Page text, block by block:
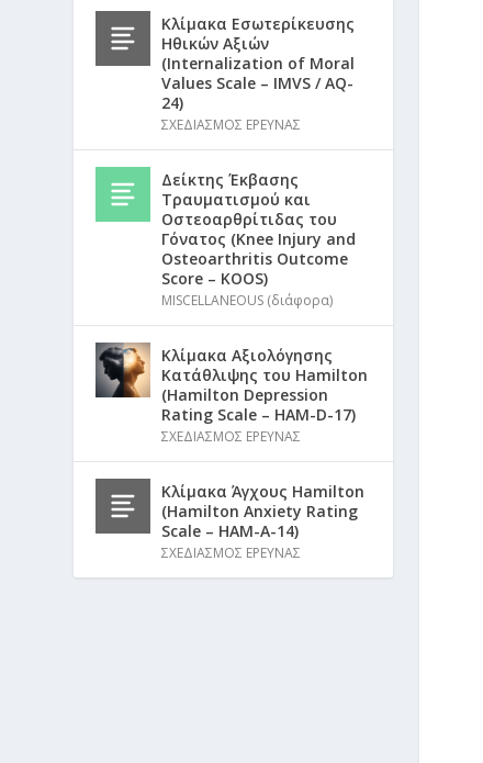
Κλίμακα Εσωτερίκευσης
Ηθικών Αξιών
(Internalization of Moral
Values Scale – IMVS / AQ-
24)
ΣΧΕΔΙΑΣΜΟΣ ΕΡΕΥΝΑΣ
Δείκτης Έκβασης
Τραυματισμού και
Οστεοαρθρίτιδας του
Γόνατος (Knee Injury and
Osteoarthritis Outcome
Score – KOOS)
MISCELLANEOUS (διάφορα)
Κλίμακα Αξιολόγησης
Κατάθλιψης του Hamilton
(Hamilton Depression
Rating Scale – HAM-D-17)
ΣΧΕΔΙΑΣΜΟΣ ΕΡΕΥΝΑΣ
Κλίμακα Άγχους Hamilton
(Hamilton Anxiety Rating
Scale – HAM-A-14)
ΣΧΕΔΙΑΣΜΟΣ ΕΡΕΥΝΑΣ